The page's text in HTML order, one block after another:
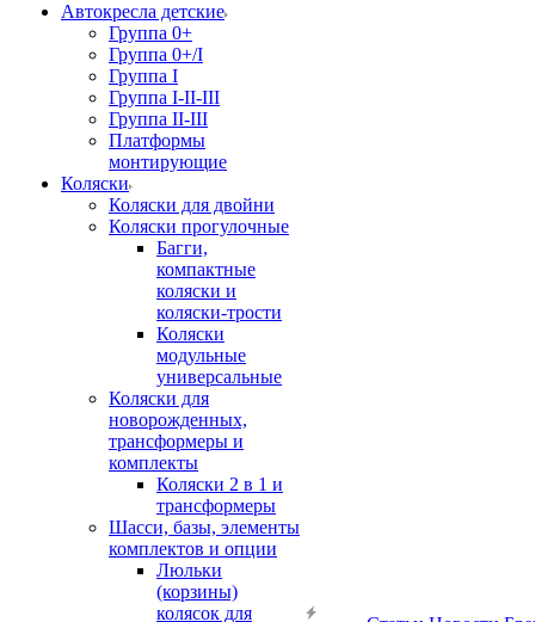
Автокресла детские
Группа 0+
Группа 0+/I
Группа I
Группа I-II-III
Группа II-III
Платформы
монтирующие
Коляски
Коляски для двойни
Коляски прогулочные
Багги,
компактные
коляски и
коляски-трости
Коляски
модульные
универсальные
Коляски для
новорожденных,
трансформеры и
комплекты
Коляски 2 в 1 и
трансформеры
Шасси, базы, элементы
комплектов и опции
Люльки
(корзины)
колясок для